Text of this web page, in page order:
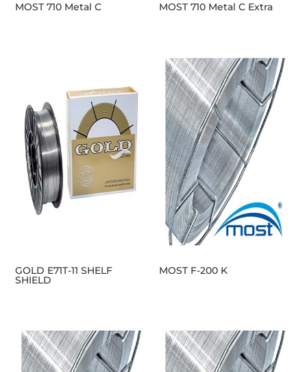
MOST 710 Metal C MOST 710 Metal C Extra
GOLD E71T-11 SHELF
SHIELD
MOST F-200 K